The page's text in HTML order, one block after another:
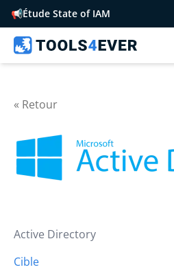
📢Étude State of IAM
« Retour
Active Directory
Cible